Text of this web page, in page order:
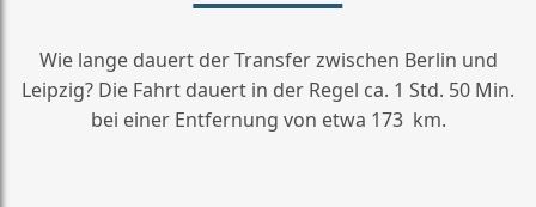
Wie lange dauert der Transfer zwischen Berlin und
Leipzig? Die Fahrt dauert in der Regel ca. 1 Std. 50 Min.
bei einer Entfernung von etwa 173 km.